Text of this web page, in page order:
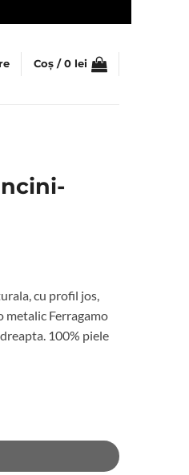
Coș / 0 lei
cu profil jos,
metalic Ferragamo
100% piele